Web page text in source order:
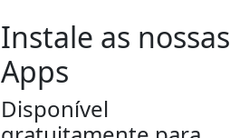
Instale as nossas
Apps
Disponível